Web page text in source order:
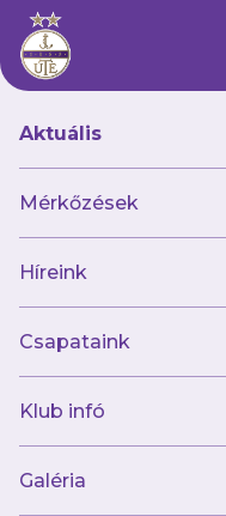
Aktuális
Mérkőzések
Híreink
Csapataink
Klub infó
Galéria